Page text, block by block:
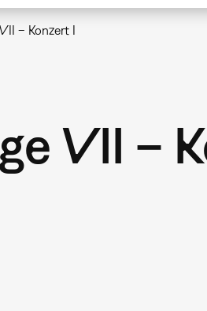
– Konzert I
VII –